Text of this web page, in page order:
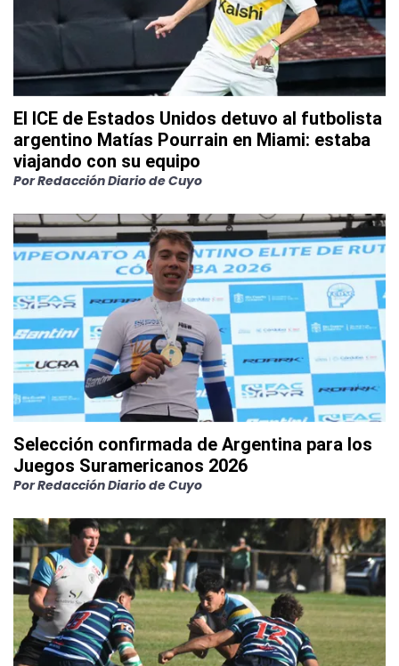
El ICE de Estados Unidos detuvo al futbolista
argentino Matías Pourrain en Miami: estaba
viajando con su equipo
PorRedacción Diario de Cuyo
Selección confirmada de Argentina para los
Juegos Suramericanos 2026
PorRedacción Diario de Cuyo